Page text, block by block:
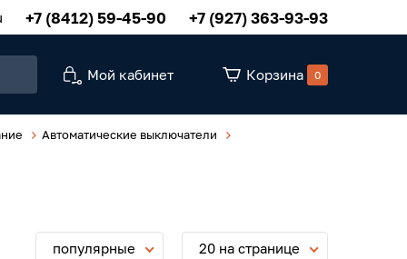
+7 (8412) 59-45-90 +7 (927) 363-93-93
Мой кабинет Корзина 0
Автоматические выключатели
популярные 20 на странице